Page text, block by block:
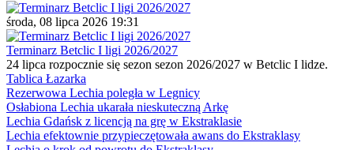
środa, 08 lipca 2026 19:31
Terminarz Betclic I ligi 2026/2027
24 lipca rozpocznie się sezon sezon 2026/2027 w Betclic I lidze.
Tablica Łazarka
Rezerwowa Lechia poległa w Legnicy
Osłabiona Lechia ukarała nieskuteczną Arkę
Lechia Gdańsk z licencją na grę w Ekstraklasie
Lechia efektownie przypieczętowała awans do Ekstraklasy